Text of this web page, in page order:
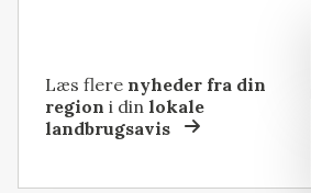
Læs flere nyheder fra din
region i dinlokale
landbrugsavis